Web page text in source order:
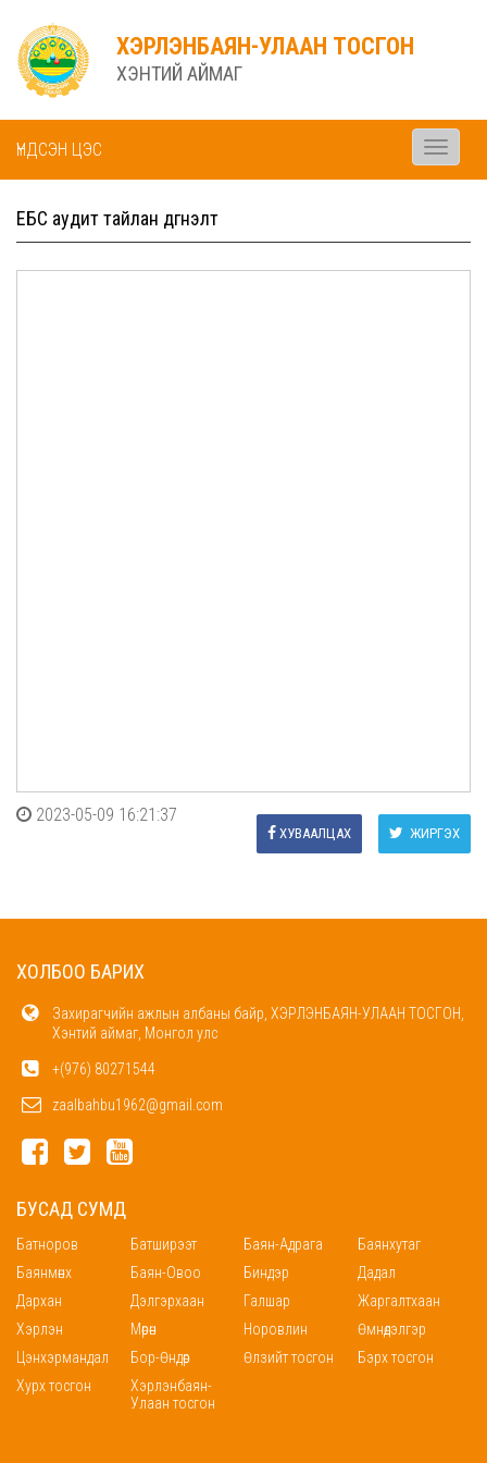
ХЭРЛЭНБАЯН-УЛААН ТОСГОН
ХЭНТИЙ АЙМАГ
ҮНДСЭН ЦЭС
Toggle
ЕБС аудит тайлан дүгнэлт
2023-05-09 16:21:37
ЖИРГЭХ
ХУВААЛЦАХ
ХОЛБОО БАРИХ
Захирагчийн ажлын албаны байр, ХЭРЛЭНБАЯН-УЛААН ТОСГОН,
Хэнтий аймаг, Монгол улс
+(976) 80271544
zaalbahbu1962@gmail.com
БУСАД СУМД
Батноров Батширээт Баян-Адрага
Баянхутаг
Баянмөнх
Баян-Овоо Биндэр
Дадал
Дархан
Дэлгэрхаан Галшар
Жаргалтхаан
Хэрлэн
Мөрөн Норовлин
Өмнөдэлгэр
Цэнхэрмандал
Бор-Өндөр Өлзийт тосгон
Бэрх тосгон
Хурх тосгон
Хэрлэнбаян-
Улаан тосгон